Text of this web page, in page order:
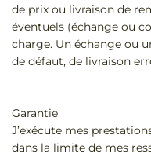
de prix ou livraison de
éventuels (échange ou
charge. Un échange ou
de défaut, de livraison
Garantie
J’exécute mes
dans la limite de mes